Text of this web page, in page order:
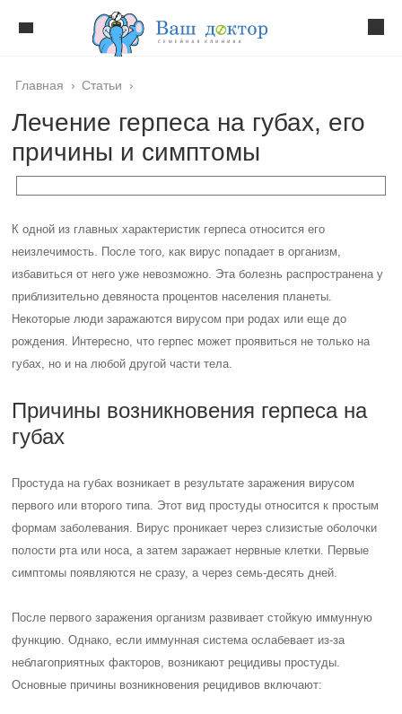
Главная › Статьи ›
Лечение герпеса на губах, его
причины и симптомы
К одной из главных характеристик герпеса относится его
неизлечимость. После того, как вирус попадает в организм,
избавиться от него уже невозможно. Эта болезнь распространена у
приблизительно девяноста процентов населения планеты.
Некоторые люди заражаются вирусом при родах или еще до
рождения. Интересно, что герпес может проявиться не только на
губах, но и на любой другой части тела.
Причины возникновения герпеса на
губах
Простуда на губах возникает в результате заражения вирусом
первого или второго типа. Этот вид простуды относится к простым
формам заболевания. Вирус проникает через слизистые оболочки
полости рта или носа, а затем заражает нервные клетки. Первые
симптомы появляются не сразу, а через семь-десять дней.
После первого заражения организм развивает стойкую иммунную
функцию. Однако, если иммунная система ослабевает из-за
неблагоприятных факторов, возникают рецидивы простуды.
Основные причины возникновения рецидивов включают: